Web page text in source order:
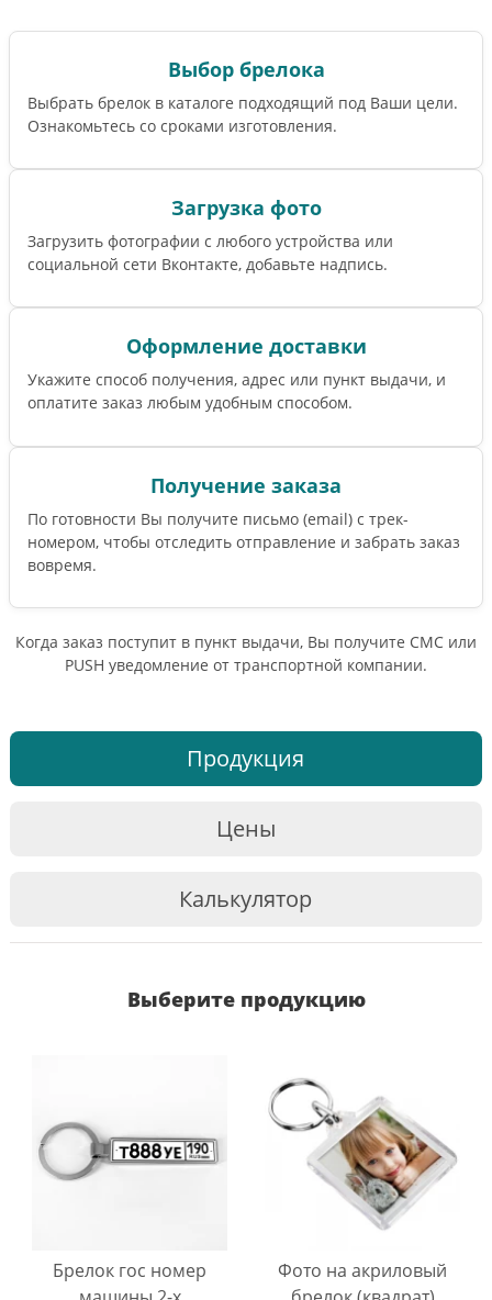
Выбор брелока
Выбрать брелок в каталоге подходящий под Ваши цели.
Ознакомьтесь со сроками изготовления.
Загрузка фото
Загрузить фотографии с любого устройства или
социальной сети Вконтакте, добавьте надпись.
Оформление доставки
Укажите способ получения, адрес или пункт выдачи, и
оплатите заказ любым удобным способом.
Получение заказа
По готовности Вы получите письмо (email) c трек-
номером, чтобы отследить отправление и забрать заказ
вовремя.
Когда заказ поступит в пункт выдачи, Вы получите СМС или
PUSH уведомление от транспортной компании.
Продукция
Цены
Калькулятор
Выберите продукцию
Брелок гос номер
Фото на акриловый